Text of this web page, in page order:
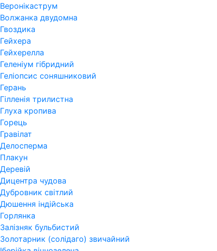
Веронікаструм
Волжанка двудомна
Гвоздика
Гейхера
Гейхерелла
Геленіум гібридний
Геліопсис соняшниковий
Герань
Гiлленiя трилистна
Глуха кропива
Горець
Гравілат
Делосперма
Плакун
Деревій
Дицентра чудова
Дубровник світлий
Дюшення індійська
Горлянка
Залізняк бульбистий
Золотарник (солідаго) звичайний